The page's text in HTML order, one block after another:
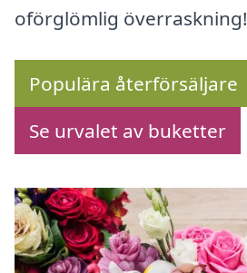
oförglömlig överraskning!
Populära återförsäljare
Se urvalet av buketter